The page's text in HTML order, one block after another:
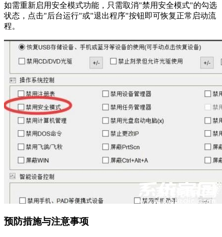
如需重新启用安全模式功能，只需取消"禁用安全模式"的勾选
状态，点击"后台运行"或"退出程序"按钮即可恢复正常启动流
程。
预防措施与注意事项